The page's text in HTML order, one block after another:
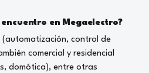
en Megaelectro?
control de
comercial y residencial
domótica), entre otras